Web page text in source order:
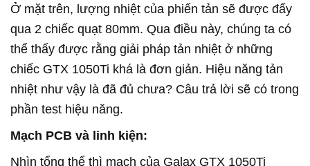
Ở mặt trên, lượng nhiệt của phiến tản sẽ được đẩy
qua 2 chiếc quạt 80mm. Qua điều này, chúng ta có
thể thấy được rằng giải pháp tản nhiệt ở những
chiếc GTX 1050Ti khá là đơn giản. Hiệu năng tản
nhiệt như vậy là đã đủ chưa? Câu trả lời sẽ có trong
phần test hiệu năng.
Mạch PCB và linh kiện:
Nhìn tổng thể thì mạch của Galax GTX 1050Ti